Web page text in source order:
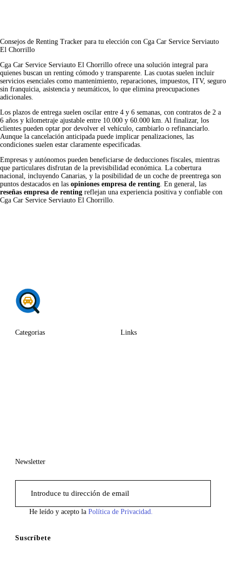
Consejos de Renting Tracker para tu elección con Cga Car Service Serviauto
El Chorrillo
Cga Car Service Serviauto El Chorrillo ofrece una solución integral para
quienes buscan un renting cómodo y transparente. Las cuotas suelen incluir
servicios esenciales como mantenimiento, reparaciones, impuestos, ITV, seguro
sin franquicia, asistencia y neumáticos, lo que elimina preocupaciones
adicionales.
Los plazos de entrega suelen oscilar entre 4 y 6 semanas, con contratos de 2 a
6 años y kilometraje ajustable entre 10.000 y 60.000 km. Al finalizar, los
clientes pueden optar por devolver el vehículo, cambiarlo o refinanciarlo.
Aunque la cancelación anticipada puede implicar penalizaciones, las
condiciones suelen estar claramente especificadas.
Empresas y autónomos pueden beneficiarse de deducciones fiscales, mientras
que particulares disfrutan de la previsibilidad económica. La cobertura
nacional, incluyendo Canarias, y la posibilidad de un coche de preentrega son
puntos destacados en las opiniones empresa de renting . En general, las
reseñas empresa de renting reflejan una experiencia positiva y confiable con
Cga Car Service Serviauto El Chorrillo.
Categorias Links
Newsletter
He leído y acepto la Política de Privacidad.